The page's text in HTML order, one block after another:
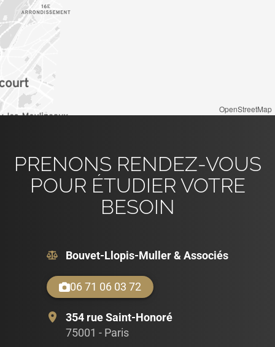
OpenStreetMap
PRENONS RENDEZ-VOUS
POUR ÉTUDIER VOTRE
BESOIN
Bouvet-Llopis-Muller & Associés
06 71 06 03 72
354 rue Saint-Honoré
75001 - Paris